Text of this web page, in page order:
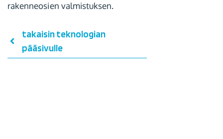
rakenneosien valmistuksen.
takaisin teknologian
pääsivulle